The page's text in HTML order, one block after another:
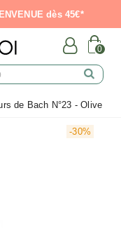
dès 45€*
0
de Bach N°23 - Olive
-30%